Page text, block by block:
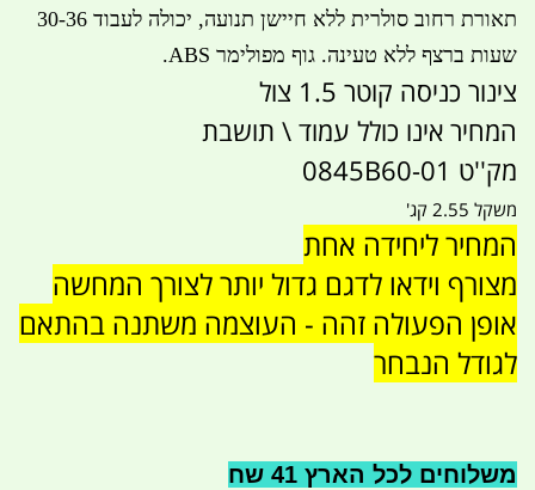
תאורת רחוב סולרית ללא חיישן תנועה, יכולה לעבוד 30-36
שעות ברצף ללא טעינה. גוף מפולימר ABS.
צינור כניסה קוטר 1.5 צול
המחיר אינו כולל עמוד \ תושבת
מק''ט 0845B60-01
משקל 2.55 קג'
המחיר ליחידה אחת
מצורף וידאו לדגם גדול יותר לצורך המחשה
אופן הפעולה זהה - העוצמה משתנה בהתאם
לגודל הנבחר
משלוחים לכל הארץ 41 שח